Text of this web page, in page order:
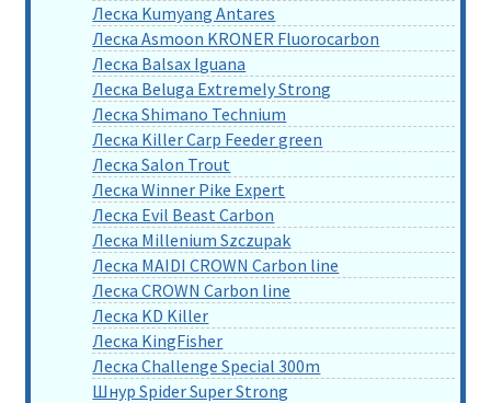
Леска Kumyang Antares
Леска Asmoon KRONER Fluorocarbon
Леска Balsax Iguana
Леска Beluga Extremely Strong
Леска Shimano Technium
Леска Killer Carp Feeder green
Леска Salon Trout
Леска Winner Pike Expert
Леска Evil Beast Carbon
Леска Millenium Szczupak
Леска MAIDI CROWN Carbon line
Леска CROWN Carbon line
Леска KD Killer
Леска KingFisher
Леска Challenge Special 300m
Шнур Spider Super Strong